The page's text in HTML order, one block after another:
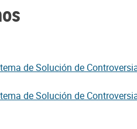
de Solución de
de Solución de